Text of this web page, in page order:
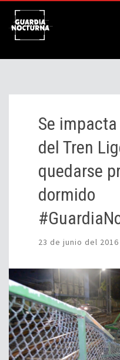
Se
del Tren
quedarse
dormido
23 de junio del 2016